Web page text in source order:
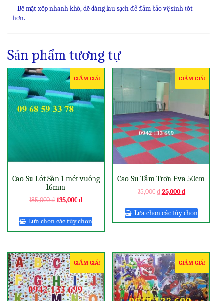
– Bề mặt xốp nhanh khô, dễ dàng lau sạch để đảm bảo vệ sinh tốt
hơn.
Sản phẩm tương tự
GIẢM GIÁ!
Cao Su Lót Sàn 1 mét vuông
16mm
185,000₫135,000₫
Lựa chọn các tùy chọn
GIẢM GIÁ!
Cao Su Tấm Trơn Eva 50cm
35,000₫25,000₫
Lựa chọn các tùy chọn
GIẢM GIÁ! GIẢM GIÁ!